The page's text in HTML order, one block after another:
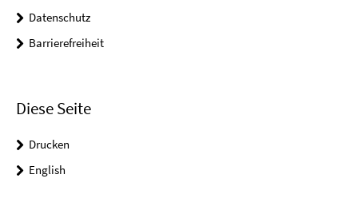
Datenschutz
Barrierefreiheit
Diese Seite
Drucken
English